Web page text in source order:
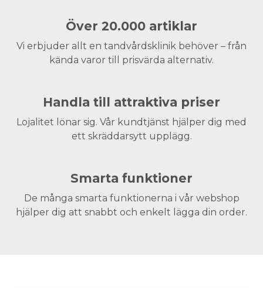
Över 20.000 artiklar
Vi erbjuder allt en tandvårdsklinik behöver – från
kända varor till prisvärda alternativ.
Handla till attraktiva priser
Lojalitet lönar sig. Vår kundtjänst hjälper dig med
ett skräddarsytt upplägg.
Smarta funktioner
De många smarta funktionerna i vår webshop
hjälper dig att snabbt och enkelt lägga din order.